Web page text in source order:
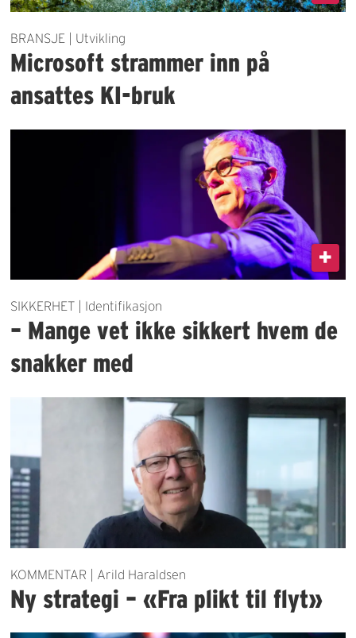
BRANSJE | Utvikling
Microsoft strammer inn på
ansattes KI-bruk
SIKKERHET | Identifikasjon
– Mange vet ikke sikkert hvem de
snakker med
KOMMENTAR | Arild Haraldsen
Ny strategi – «Fra plikt til flyt»